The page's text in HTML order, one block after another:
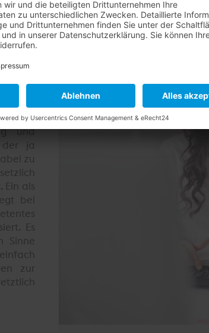
und
ja
zu
Ein als
bei
Es
Sinne
zur